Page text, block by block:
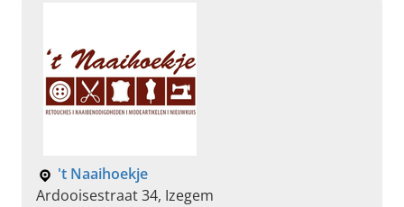
't Naaihoekje
Ardooisestraat 34, Izegem